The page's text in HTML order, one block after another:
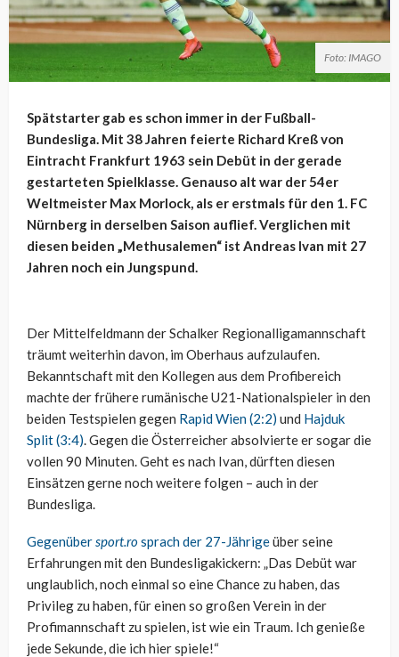
Foto: IMAGO
Spätstarter gab es schon immer in der Fußball-
Bundesliga. Mit 38 Jahren feierte Richard Kreß von
Eintracht Frankfurt 1963 sein Debüt in der gerade
gestarteten Spielklasse. Genauso alt war der 54er
Weltmeister Max Morlock, als er erstmals für den 1. FC
Nürnberg in derselben Saison auflief. Verglichen mit
diesen beiden „Methusalemen“ ist Andreas Ivan mit 27
Jahren noch ein Jungspund.
Der Mittelfeldmann der Schalker Regionalligamannschaft
träumt weiterhin davon, im Oberhaus aufzulaufen.
Bekanntschaft mit den Kollegen aus dem Profibereich
machte der frühere rumänische U21-Nationalspieler in den
beiden Testspielen gegen Rapid Wien (2:2) und Hajduk
Split (3:4). Gegen die Österreicher absolvierte er sogar die
vollen 90 Minuten. Geht es nach Ivan, dürften diesen
Einsätzen gerne noch weitere folgen – auch in der
Bundesliga.
Gegenübersport.rosprach der 27-Jährigeüber seine
Erfahrungen mit den Bundesligakickern: „Das Debüt war
unglaublich, noch einmal so eine Chance zu haben, das
Privileg zu haben, für einen so großen Verein in der
Profimannschaft zu spielen, ist wie ein Traum. Ich genieße
jede Sekunde, die ich hier spiele!“